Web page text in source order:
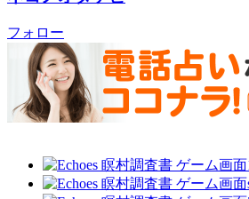
フォロー